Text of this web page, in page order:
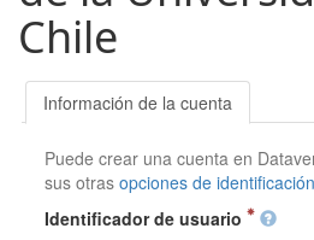
Chile
Información de la cuenta
Puede crear una cuenta en
sus otrasopciones de identificación
Identificador de usuario